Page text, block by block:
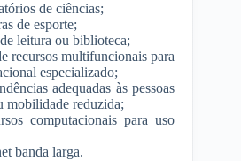
de ciências;
de esporte;
leitura ou biblioteca;
recursos multifuncionais para
especializado;
adequadas às pessoas
mobilidade reduzida;
computacionais para uso
banda larga.